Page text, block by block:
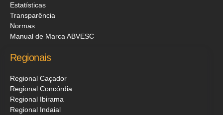
Estatísticas
Transparência
Normas
Manual de Marca ABVESC
Regionais
Regional Caçador
Regional Concórdia
Regional Ibirama
Regional Indaial